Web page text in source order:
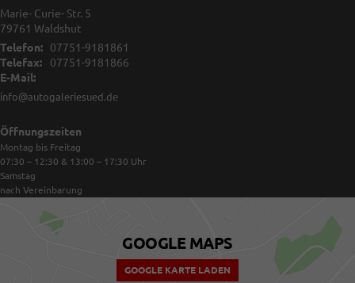
Marie- Curie- Str. 5
79761 Waldshut
Telefon:
07751-9181861
Telefax:
07751-9181866
E-Mail:
info@autogaleriesued.de
Öffnungszeiten
Montag bis Freitag
07:30 – 12:30 & 13:00 – 17:30 Uhr
Samstag
nach Vereinbarung
GOOGLE MAPS
GOOGLE KARTE LADEN